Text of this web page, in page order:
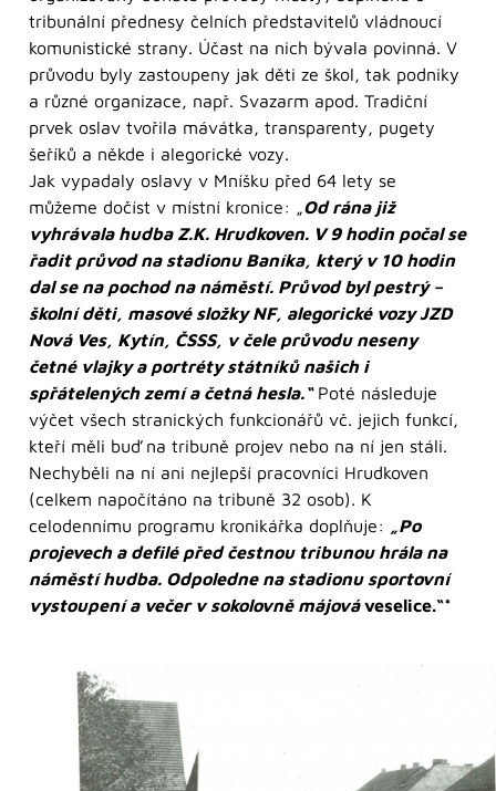
tribunální přednesy čelních představitelů vládnoucí
komunistické strany. Účast na nich bývala povinná. V
průvodu byly zastoupeny jak děti ze škol, tak podniky
a různé organizace, např. Svazarm apod. Tradiční
prvek oslav tvořila mávátka, transparenty, pugety
šeříků a někde i alegorické vozy.
Jak vypadaly oslavy v Mníšku před 64 lety se
můžeme dočíst v místní kronice: „Od rána již
vyhrávala hudba Z.K. Hrudkoven. V 9 hodin počal se
řadit průvod na stadionu Baníka, který v 10 hodin
dal se na pochod na náměstí. Průvod byl pestrý –
školní děti, masové složky NF, alegorické vozy JZD
Nová Ves, Kytín, ČSSS, v čele průvodu neseny
četné vlajky a portréty státníků našich i
spřátelených zemí a četná hesla.“ Poté následuje
výčet všech stranických funkcionářů vč. jejich funkcí,
kteří měli buď na tribuně projev nebo na ní jen stáli.
Nechyběli na ní ani nejlepší pracovníci Hrudkoven
(celkem napočítáno na tribuně 32 osob). K
celodennímu programu kronikářka doplňuje: „Po
projevech a defilé před čestnou tribunou hrála na
náměstí hudba. Odpoledne na stadionu sportovní
vystoupení a večer v sokolovně májováveselice.“*